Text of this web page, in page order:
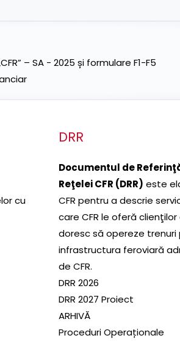
– SA - 2025 și formulare F1-F5
cu
DRR
Documentul de
Reţelei CFR (DRR) este
CFR pentru a descrie
care CFR le oferă clienţilor
doresc să opereze trenuri
infrastructura feroviară
de CFR.
DRR 2026
DRR 2027 Proiect
ARHIVĂ
Proceduri Operaționale